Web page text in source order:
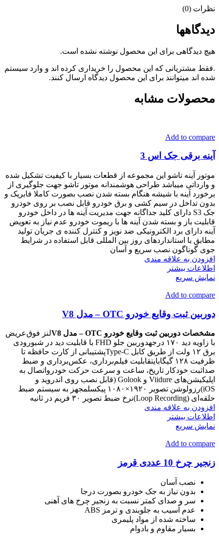
نظرات (0)
دیدگاهها
هیچ دیدگاهی برای این محصول نوشته نشده است.
.فقط مشتریانی که این محصول را خریداری کرده اند و وارد سیستم
شده اند میتوانند برای این محصول دیدگاه ارسال کنند.
محصولات مشابه
Add to compare
آینه برقی جک اس 3
موتور آینه تاشو این مجموعه از قطعات بسیار با کیفیت تشکیل شده
و وارداتی میباشد طراحی هوشمندانه موتور تاشو جهت جلوگیری از
برخورد آینه با شیشه هنگام بسته شدن نصب بصورت کاملا فابریک و
بدون تداخل در سیم کشی و برق خودرو قابل نصب بر روی خودرو
جک S3 دارای کلید جداگانه جهت مدیریت آینه ها در داخل خودرو
قابلیت باز و بسته شدن آینه ها با ریموت خودرو عدم نیاز به تعویض
آینه دارای برد الکترونیکی ضد نویز و کنترل کننده ی جریان تولید
مطابق با استانداردهای روز بین المللی قابل استفاده در شرایط
جوی گوناگون نصب سریع و آسان
افزودن به علاقه مندی
اطلاعات بیشتر
نمایش سریع
Add to compare
دوربین ثبت وقایع خودرو OTC – مدل V8
مشخصات دوربین ثبت وقایع خودرو OTC – مدل V8
لنز فوق‌عریض
با زاویه دید ۱۷۰ درجهدوربین جلو FHD با قابلیت دید در شبورودی
برق ۱۲ ولت از طریق کابل Type-Cپشتیبانی از کارت حافظه تا
ظرفیت ۱۲۸ گیگابایتقابلیت فیلم‌برداری، عکس‌برداری و ضبط
صداثبت خودکار تاریخ، ساعت و سرعت حرکت خودرواتصال به
اپلیکیشن‌های Viidure و Golook (قابل نصب روی اندروید و
iOS)رزولوشن تصویر ۱۹۲۰×۱۰۸۰ پیکسلمجهز به سیستم ضبط
حلقه‌ای (Loop Recording)نرخ ضبط تصویر ۳۰ فریم در ثانیه
افزودن به علاقه مندی
اطلاعات بیشتر
نمایش سریع
Add to compare
زنجیر چرخ 10 عددی قرمز
نصب آسان
بدون نیاز به جک خودرو بصورت درجا
سر و صدای کمتر نسبت به زنجیر چرخ های آهنی
عدم آسیب به جلوبندی و ترمز ABS
ساخته شده از مواد پلیمری
بسیار مقاوم و بادوام